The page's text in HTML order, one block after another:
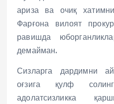
ариза ва очиқ
Фарғона вилоят
равишда
демайман.
Сизларга дардимни
оғзига қулф
адолатсизликка